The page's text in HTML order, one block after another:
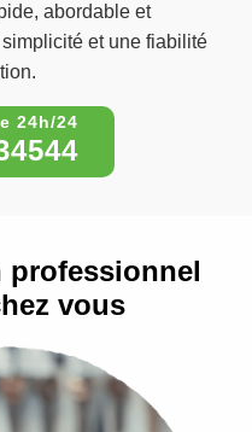
abordable et
et une fiabilité
professionnel
vous